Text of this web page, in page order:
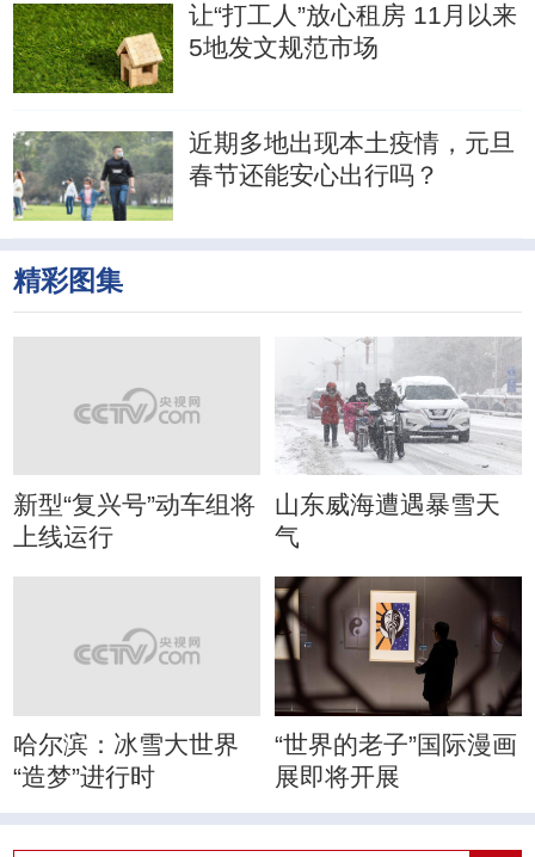
让“打工人”放心租房 11月以来
5地发文规范市场
近期多地出现本土疫情，元旦
春节还能安心出行吗？
精彩图集
新型“复兴号”动车组将
上线运行
山东威海遭遇暴雪天
气
哈尔滨：冰雪大世界
“造梦”进行时
“世界的老子”国际漫画
展即将开展